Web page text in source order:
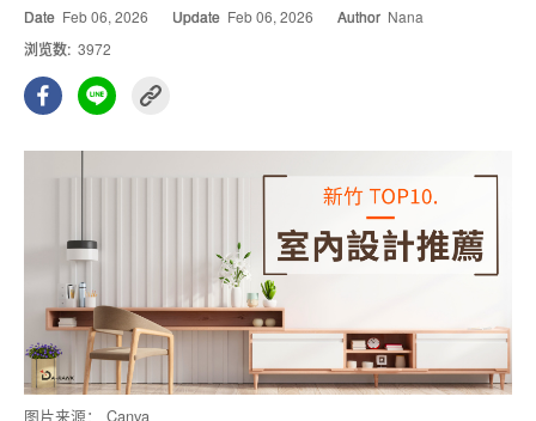
Date Feb 06, 2026 Update Feb 06, 2026 Author Nana
浏览数: 3972
图片来源： Canva